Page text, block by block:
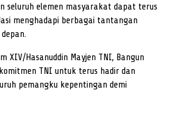
seluruh elemen masyarakat dapat terus
menghadapi berbagai tantangan
XIV/Hasanuddin Mayjen TNI, Bangun
TNI untuk terus hadir dan
pemangku kepentingan demi